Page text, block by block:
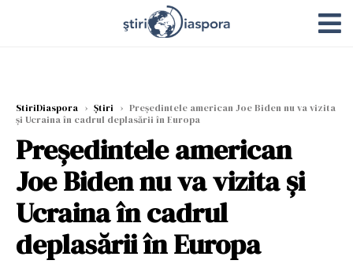
StiriDiaspora › Știri › Preşedintele american Joe Biden nu va vizita
şi Ucraina în cadrul deplasării în Europa
Preşedintele american
Joe Biden nu va vizita şi
Ucraina în cadrul
deplasării în Europa